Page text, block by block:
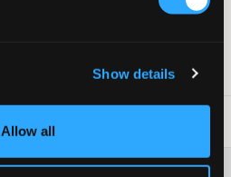
Show details
Allow all